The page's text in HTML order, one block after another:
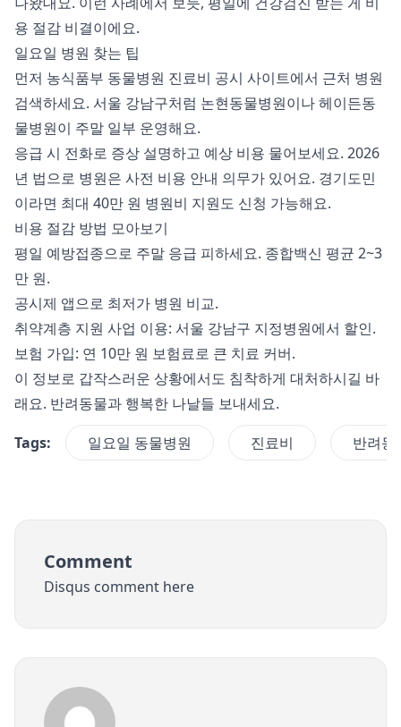
용 절감 비결이에요.
일요일 병원 찾는 팁
먼저 농식품부 동물병원 진료비 공시 사이트에서 근처 병원
검색하세요. 서울 강남구처럼 논현동물병원이나 헤이든동
물병원이 주말 일부 운영해요.
응급 시 전화로 증상 설명하고 예상 비용 물어보세요. 2026
년 법으로 병원은 사전 비용 안내 의무가 있어요. 경기도민
이라면 최대 40만 원 병원비 지원도 신청 가능해요.
비용 절감 방법 모아보기
평일 예방접종으로 주말 응급 피하세요. 종합백신 평균 2~3
만 원.
공시제 앱으로 최저가 병원 비교.
취약계층 지원 사업 이용: 서울 강남구 지정병원에서 할인.
보험 가입: 연 10만 원 보험료로 큰 치료 커버.
이 정보로 갑작스러운 상황에서도 침착하게 대처하시길 바
래요. 반려동물과 행복한 나날들 보내세요.
Tags:
일요일 동물병원 진료비 반려동
Comment
Disqus comment here